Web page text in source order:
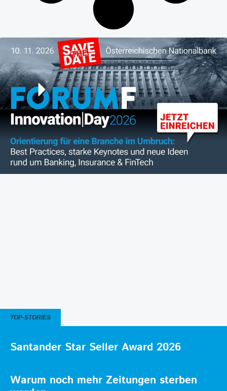
TOP-STORIES
Santander Star Seller Award 2026
Warum noch mehr Zeitungen sterben